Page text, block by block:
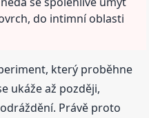
do intimní oblasti
který proběhne
ukáže až později,
Právě proto